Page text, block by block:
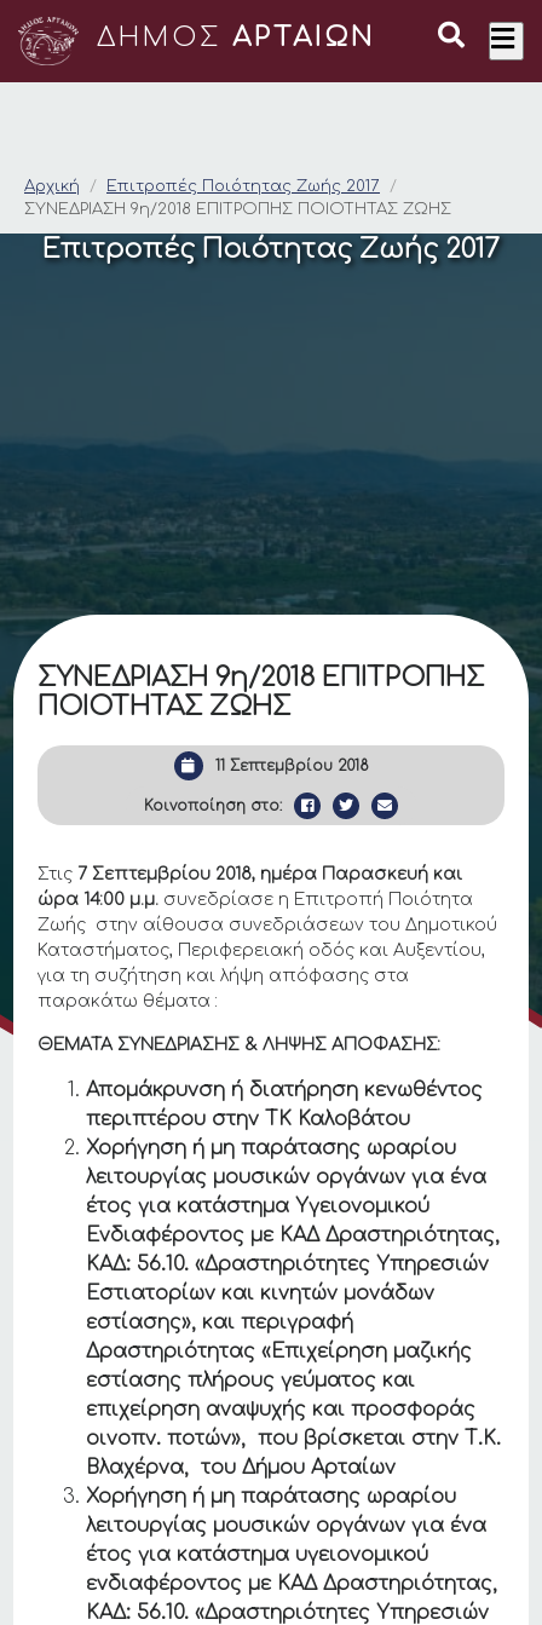
ΔΗΜΟΣ ΑΡΤΑΙΩΝ
ΣΥΝΕΔΡΙΑΣΗ 9η/
Αρχική
Επιτροπές Ποιότητας Ζωής 2017
ΣΥΝΕΔΡΙΑΣΗ 9η/2018 ΕΠΙΤΡΟΠΗΣ ΠΟΙΟΤΗΤΑΣ ΖΩΗΣ
Επιτροπές Ποιότητας Ζωής 2017
ΣΥΝΕΔΡΙΑΣΗ 9η/2018 ΕΠΙΤΡΟΠΗΣ
ΠΟΙΟΤΗΤΑΣ ΖΩΗΣ
11 Σεπτεμβρίου 2018
Κοινοποίηση στο:
Στις 7 Σεπτεμβρίου 2018, ημέρα Παρασκευή και
ώρα 14:00 μ.μ. συνεδρίασε η Επιτροπή Ποιότητα
Ζωής στην αίθουσα συνεδριάσεων του Δημοτικού
Καταστήματος, Περιφερειακή οδός και Αυξεντίου,
για τη συζήτηση και λήψη απόφασης στα
παρακάτω θέματα :
ΘΕΜΑΤΑ ΣΥΝΕΔΡΙΑΣΗΣ & ΛΗΨΗΣ ΑΠΟΦΑΣΗΣ:
Απομάκρυνση ή διατήρηση κενωθέντος
περιπτέρου στην ΤΚ Καλοβάτου
Χορήγηση ή μη παράτασης ωραρίου
λειτουργίας μουσικών οργάνων για ένα
έτος για κατάστημα Υγειονομικού
Ενδιαφέροντος με ΚΑΔ Δραστηριότητας,
ΚΑΔ: 56.10. «Δραστηριότητες Υπηρεσιών
Εστιατορίων και κινητών μονάδων
εστίασης», και περιγραφή
Δραστηριότητας «Επιχείρηση μαζικής
εστίασης πλήρους γεύματος και
επιχείρηση αναψυχής και προσφοράς
οινοπν. ποτών», που βρίσκεται στην Τ.Κ.
Βλαχέρνα, του Δήμου Αρταίων
Χορήγηση ή μη παράτασης ωραρίου
λειτουργίας μουσικών οργάνων για ένα
έτος για κατάστημα υγειονομικού
ενδιαφέροντος με ΚΑΔ Δραστηριότητας,
ΚΑΔ: 56.10. «Δραστηριότητες Yπηρεσιών